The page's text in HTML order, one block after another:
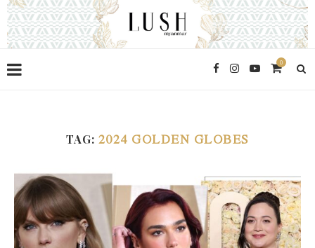
0
TAG: 2024 GOLDEN GLOBES